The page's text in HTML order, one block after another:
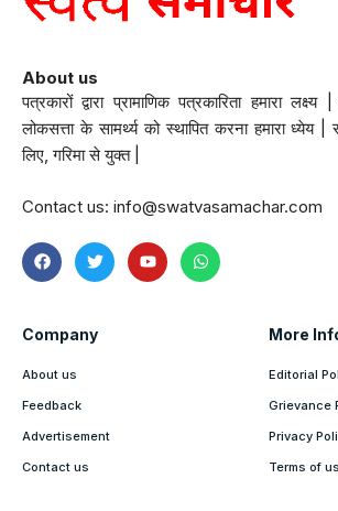
About us
पत्रकारों द्वारा प्रामाणिक पत्रकारिता हमारा
लोकसत्ता के सामर्थ्य को स्थापित करना हमारा ध्येय
लिए, गरिमा से युक्त |
Contact us: info@swatvasamachar.com
Company
About us
Feedback
Advertisement
Contact us
More
Editorial
Grievance
Privacy
Terms of